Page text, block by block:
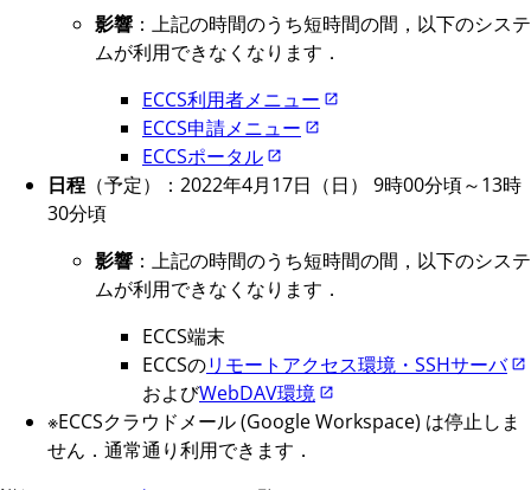
影響 ：上記の時間のうち短時間の間，以下のシステ
ムが利用できなくなります．
ECCS利用者メニュー
ECCS申請メニュー
ECCSポータル
日程 （予定）：2022年4月17日（日） 9時00分頃～13時
30分頃
影響 ：上記の時間のうち短時間の間，以下のシステ
ムが利用できなくなります．
ECCS端末
ECCSのリモートアクセス環境・SSHサーバ
およびWebDAV環境
※ECCSクラウドメール (Google Workspace) は停止しま
せん．通常通り利用できます．